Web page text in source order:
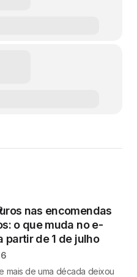
nas encomendas
o que muda no e-
partir de 1 de julho
mais de uma década deixou